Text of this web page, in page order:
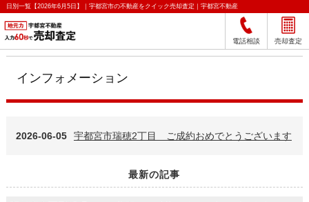
日別一覧【2026年6月5日】｜宇都宮市の不動産をクイック売却査定｜宇都宮不動産
電話相談 売却査定
インフォメーション
2026-06-05 宇都宮市瑞穂2丁目 ご成約おめでとうございます
最新の記事